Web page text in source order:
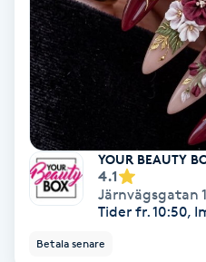
Eyeliner-tatuering
Face framing
Faceliftmassage
Fet hårbotten
YOUR BEAUTY
4.1
Järnvägsgatan
Tider fr. 10:50,
Betala senare